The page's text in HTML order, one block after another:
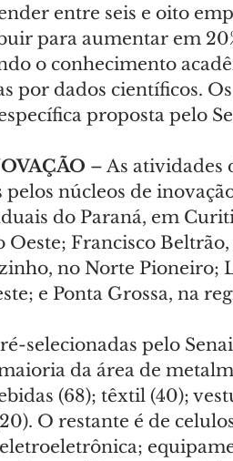
entre seis e oito
para aumentar em
o conhecimento
por dados científicos.
proposta pelo
– As atividades
pelos núcleos de
do Paraná, em
Oeste; Francisco
no Norte Pioneiro;
e Ponta Grossa, na
selecionadas pelo
da área de
(68); têxtil (40);
O restante é de